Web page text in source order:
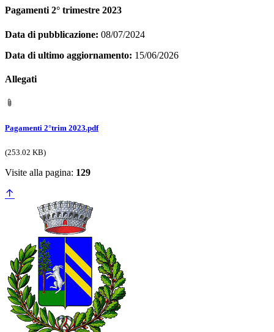
Pagamenti 2° trimestre 2023
Data di pubblicazione: 08/07/2024
Data di ultimo aggiornamento: 15/06/2026
Allegati
Pagamenti 2°trim 2023.pdf
(253.02 KB)
Visite alla pagina: 129